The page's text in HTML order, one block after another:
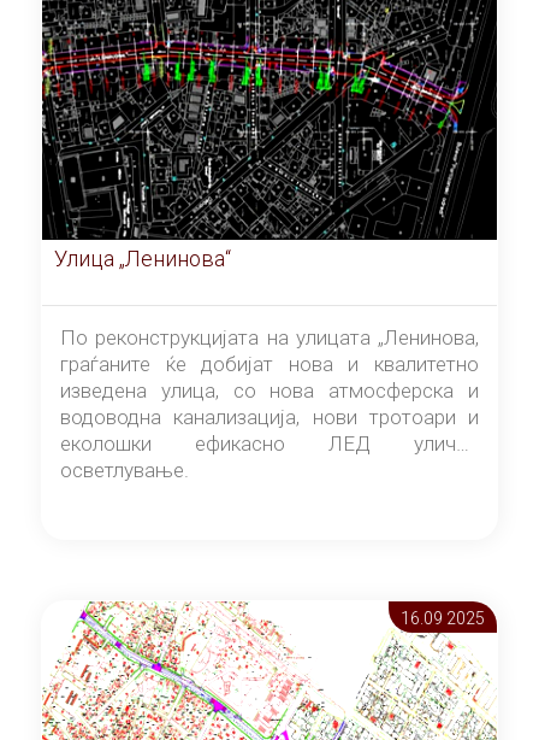
Улица „Ленинова“
По реконструкцијата на улицата „Ленинова,
граѓаните ќе добијат нова и квалитетно
изведена улица, со нова атмосферска и
водоводна канализација, нови тротоари и
еколошки ефикасно ЛЕД улично
осветлување.
16.09 2025